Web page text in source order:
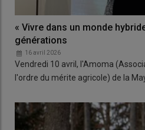
« Vivre dans un monde
générations
16 avril 2026
Vendredi 10 avril, l'Amoma
l'ordre du mérite agricole) de la